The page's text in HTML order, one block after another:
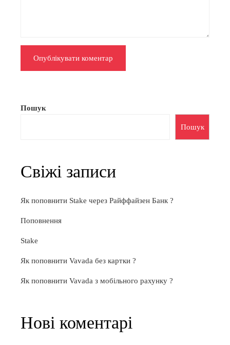
Пошук
Пошук
Свіжі записи
Як поповнити Stake через Райффайзен Банк ?
Поповнення
Stake
Як поповнити Vavada без картки ?
Як поповнити Vavada з мобільного рахунку ?
Нові коментарі